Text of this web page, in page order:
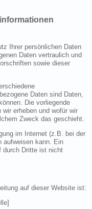
Ihrer persönlichen Daten
Daten vertraulich und
sowie dieser
Daten sind Daten,
Die vorliegende
erheben und wofür wir
Zweck das geschieht.
im Internet (z.B. bei der
aufweisen kann. Ein
durch Dritte ist nicht
auf dieser Website ist: